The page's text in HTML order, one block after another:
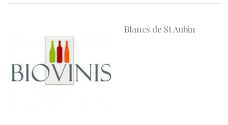
Blancs de St Aubin